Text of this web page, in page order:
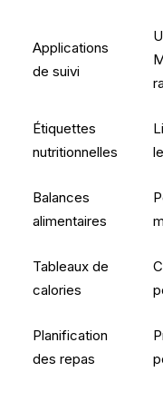
Applications
de suivi
Étiquettes
nutritionnelles
Balances
alimentaires
Tableaux de
calories
Planification
des repas